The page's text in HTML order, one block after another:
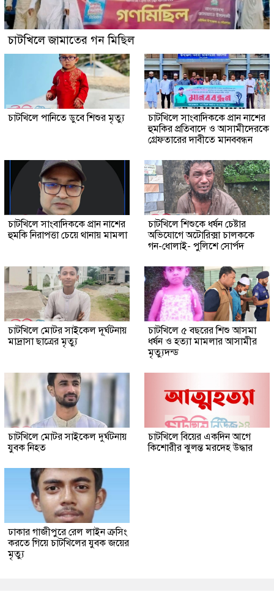
চাটখিলে জামাতের গন মিছিল
চাটখিলে পানিতে ডুবে শিশুর মৃত্যু
চাটখিলে সাংবাদিককে প্রান নাশের
হুমকির প্রতিবাদে ও আসামীদেরকে
গ্রেফতারের দাবীতে মানববন্ধন
চাটখিলে সাংবাদিককে প্রান নাশের
হুমকি নিরাপত্তা চেয়ে থানায় মামলা
চাটখিলে শিশুকে ধর্ষন চেষ্টার
অভিযোগে অটোরিক্সা চালককে
গন-ধোলাই- পুলিশে সোর্পদ
চাটখিলে মোটর সাইকেল দূর্ঘটনায়
মাদ্রাসা ছাত্রের মৃত্যু
চাটখিলে ৫ বছরের শিশু আসমা
ধর্ষন ও হত্যা মামলার আসামীর
মৃত্যুদন্ড
চাটখিলে মোটর সাইকেল দুর্ঘটনায়
যুবক নিহত
চাটখিলে বিয়ের একদিন আগে
কিশোরীর ঝুলন্ত মরদেহ উদ্ধার
ঢাকার গাজীপুরে রেল লাইন ক্রসিং
করতে গিয়ে চাটখিলের যুবক জয়ের
মৃত্যু